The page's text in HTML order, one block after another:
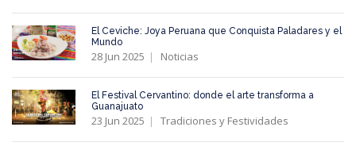
El Ceviche: Joya Peruana que Conquista Paladares y el
Mundo
28 Jun 2025 Noticias
El Festival Cervantino: donde el arte transforma a
Guanajuato
23 Jun 2025 Tradiciones y Festividades